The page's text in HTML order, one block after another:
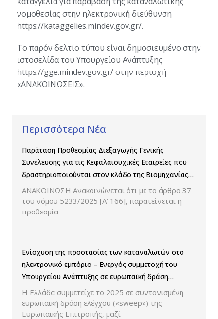
νομοθεσίας στην ηλεκτρονική διεύθυνση
https://kataggelies.mindev.gov.gr/.
Το παρόν δελτίο τύπου είναι δημοσιευμένο στην
ιστοσελίδα του Υπουργείου Ανάπτυξης
https://gge.mindev.gov.gr/ στην περιοχή
«ΑΝΑΚΟΙΝΩΣΕΙΣ».
Περισσότερα Νέα
Παράταση Προθεσμίας Διεξαγωγής Γενικής
Συνέλευσης για τις Κεφαλαιουχικές Εταιρείες που
δραστηριοποιούνται στον κλάδο της Βιομηχανίας
Παραγωγής και Εμπορίας Φαρμάκων
ΑΝΑΚΟΙΝΩΣΗ Ανακοινώνεται ότι με το άρθρο 37
του νόμου 5233/2025 [Α’ 166], παρατείνεται η
προθεσμία
Ενίσχυση της προστασίας των καταναλωτών στο
ηλεκτρονικό εμπόριο – Ενεργός συμμετοχή του
Υπουργείου Ανάπτυξης σε ευρωπαϊκή δράση
ελέγχου παρουσίασης των τιμών και των
εκπτώσεων.
Η Ελλάδα συμμετείχε το 2025 σε συντονισμένη
ευρωπαϊκή δράση ελέγχου («sweep») της
Ευρωπαϊκής Επιτροπής, μαζί